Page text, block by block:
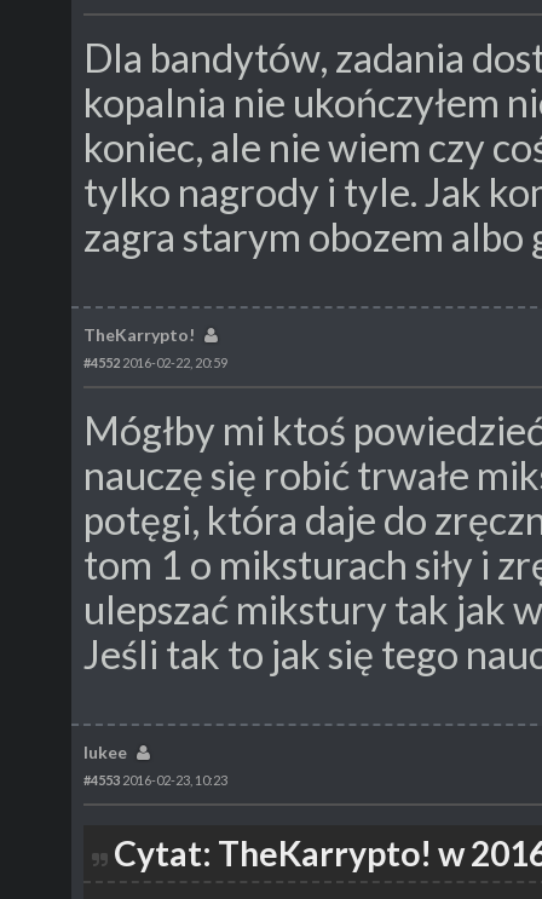
Dla bandytów, zadania
kopalnia nie ukończyłem
koniec, ale nie wiem czy
tylko nagrody i tyle. Jak
zagra starym obozem
TheKarrypto!
#4552 2016-02-22, 20:59
Mógłby mi ktoś
nauczę się robić trwałe
potęgi, która daje do
tom 1 o miksturach siły i
ulepszać mikstury tak jak
Jeśli tak to jak się tego
lukee
#4553 2016-02-23, 10:23
Cytat: TheKarrypto! w